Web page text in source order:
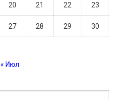
20 21 22 23
27 28 29 30
« Июл